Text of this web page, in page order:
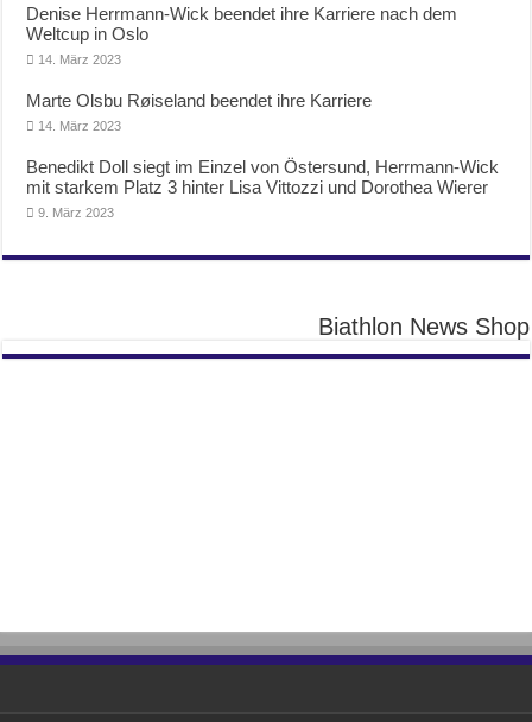
Denise Herrmann-Wick beendet ihre Karriere nach dem
Weltcup in Oslo
14. März 2023
Marte Olsbu Røiseland beendet ihre Karriere
14. März 2023
Benedikt Doll siegt im Einzel von Östersund, Herrmann-Wick
mit starkem Platz 3 hinter Lisa Vittozzi und Dorothea Wierer
9. März 2023
Biathlon News Shop